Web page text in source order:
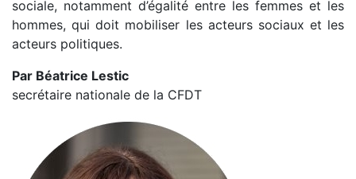
sociale, notamment d’égalité entre les femmes et les
hommes, qui doit mobiliser les acteurs sociaux et les
acteurs politiques.
Par Béatrice Lestic
secrétaire nationale de la CFDT